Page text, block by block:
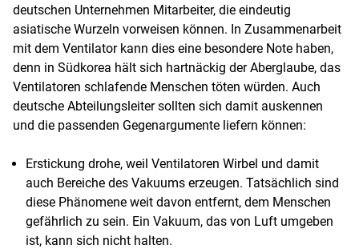
deutschen Unternehmen Mitarbeiter, die eindeutig
asiatische Wurzeln vorweisen können. In Zusammenarbeit
mit dem Ventilator kann dies eine besondere Note haben,
denn in Südkorea hält sich hartnäckig der Aberglaube, das
Ventilatoren schlafende Menschen töten würden. Auch
deutsche Abteilungsleiter sollten sich damit auskennen
und die passenden Gegenargumente liefern können:
Erstickung drohe, weil Ventilatoren Wirbel und damit
auch Bereiche des Vakuums erzeugen. Tatsächlich sind
diese Phänomene weit davon entfernt, dem Menschen
gefährlich zu sein. Ein Vakuum, das von Luft umgeben
ist, kann sich nicht halten.